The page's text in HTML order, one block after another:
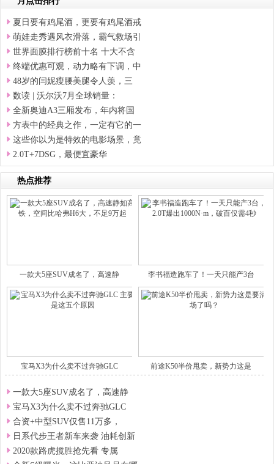
夏日要有鸡尾酒，更要有鸡尾酒戒
萌娃走秀遇风衣滑落，霸气救场引
世界面膜排行榜前十名 十大不含
终端优惠可观，动力略有下调，中
48岁的闫妮瘦腰美腿令人羡，三
数读 | 沃尔沃7月全球销量：
全新奥迪A3三厢发布，年内将国
方表中的经典之作，一定有它的一
这些你以为是特效的电影场景，竟
2.0T+7DSG，最便宜豪华
热点推荐
一款大5座SUV成名了，高速静 李书福造跑车了！一天只能产3台
宝马X3为什么卖不过奔驰GLC 前途K50半价甩卖，新势力这是
一款大5座SUV成名了，高速静
宝马X3为什么卖不过奔驰GLC
合资+中型SUV仅售11万多，
日系代步王者新车来袭 油耗创新
2020款路虎揽胜抢先看 专属